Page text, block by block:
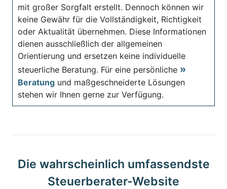
mit großer Sorgfalt erstellt. Dennoch können wir
keine Gewähr für die Vollständigkeit, Richtigkeit
oder Aktualität übernehmen. Diese Informationen
dienen ausschließlich der allgemeinen
Orientierung und ersetzen keine individuelle
steuerliche Beratung. Für eine persönliche
Beratung und maßgeschneiderte Lösungen
stehen wir Ihnen gerne zur Verfügung.
Die wahrscheinlich umfassendste
Steuerberater-Website